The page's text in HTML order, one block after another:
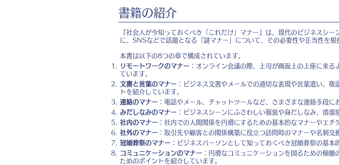
書籍の紹介
『社会人が今知っておくべき「これだけ」マナー』は、現代のビジネスシ
に、SNSなどで話題となる「謎マナー」について、その必要性や正当性を根
本書は以下の8つの章で構成されています。
リモートワークのマナー ：オンライン会議の際、上司が画面上の上座に来
ています。
文書と言葉のマナー ：ビジネス文書やメールでの適切な表現や言葉遣い、
トを紹介しています。
連絡のマナー ：電話やメール、チャットツールなど、さまざまな連絡手段
みだしなみのマナー ：ビジネスシーンにふさわしい服装や身だしなみ、清潔
社内のマナー ：社内での人間関係を円滑にするための基本的なマナーやエ
社外のマナー ：取引先や顧客との関係構築に役立つ訪問時のマナーや名刺
冠婚葬祭のマナー ：ビジネスパーソンとして知っておくべき冠婚葬祭の基本
コミュニケーションのマナー ：円滑なコミュニケーションを図るための傾
ためのポイントを紹介しています。